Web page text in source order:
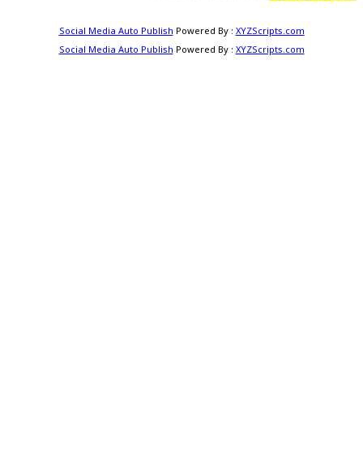
Social Media Auto Publish Powered By : XYZScripts.com
Social Media Auto Publish Powered By : XYZScripts.com